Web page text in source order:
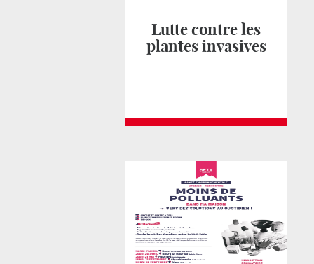
Lutte contre les
plantes invasives